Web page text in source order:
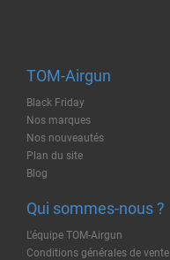
TOM-Airgun
Black Friday
Nos marques
Nos nouveautés
Plan du site
Blog
Qui sommes-nous ?
L'équipe TOM-Airgun
Conditions générales de vente